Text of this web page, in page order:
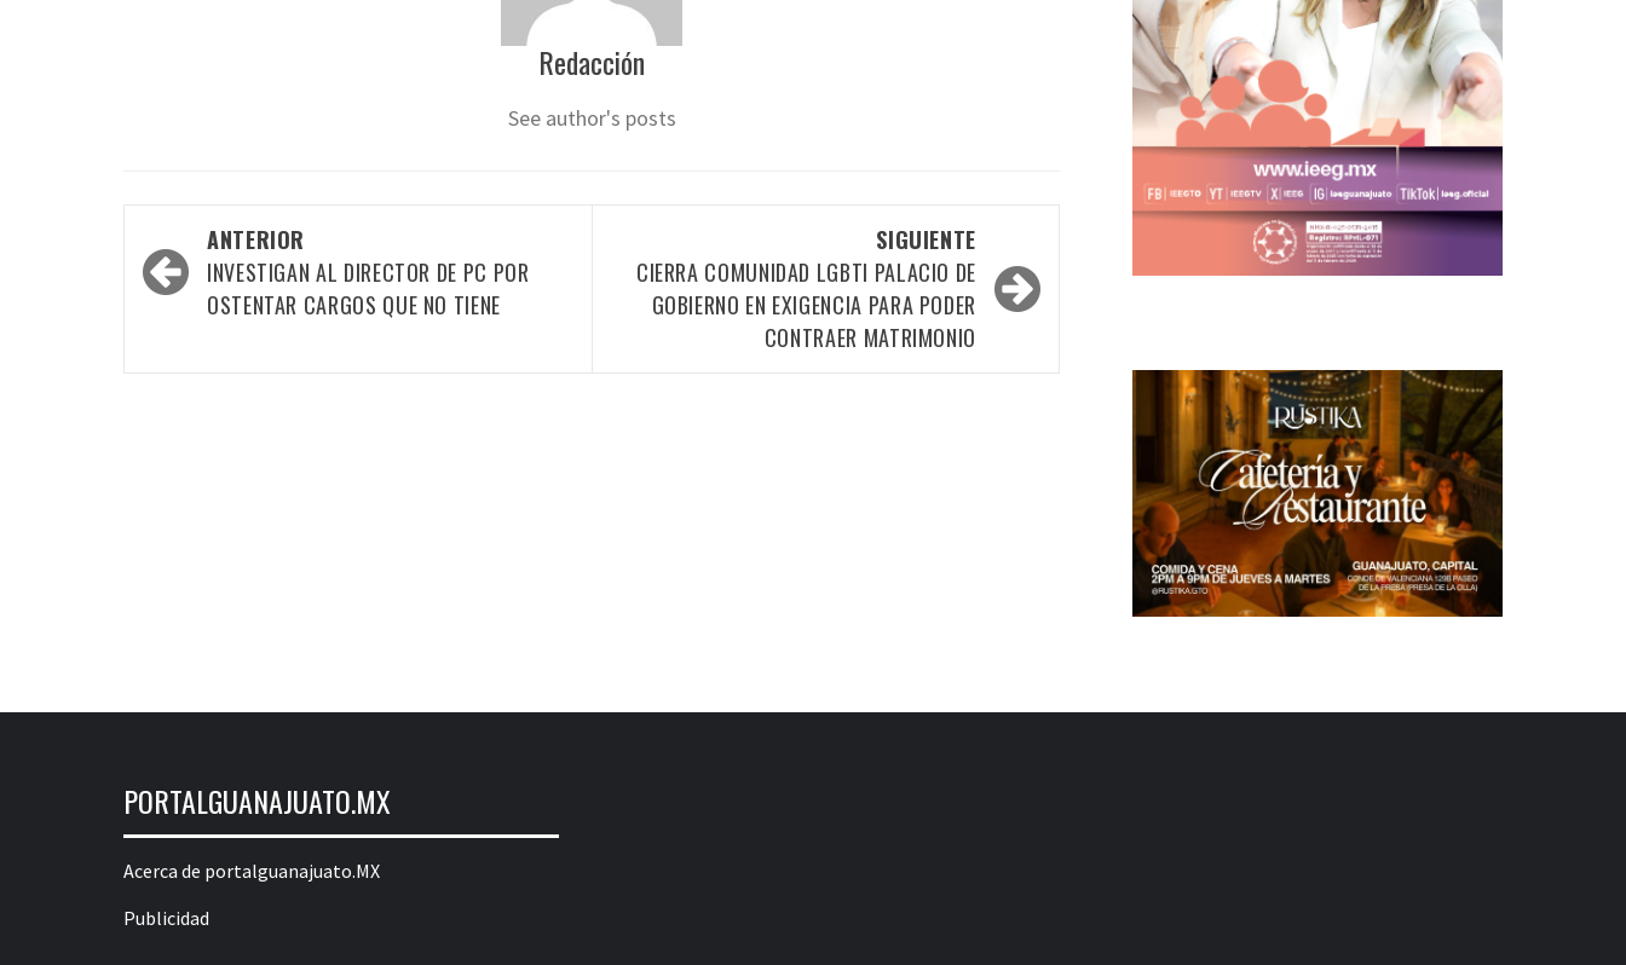
Redacción
See author's posts
Navegación
por
ANTERIOR
INVESTIGAN AL DIRECTOR DE PC POR
OSTENTAR CARGOS QUE NO TIENE
SIGUIENTE
CIERRA COMUNIDAD LGBTI PALACIO DE
GOBIERNO EN EXIGENCIA PARA PODER
CONTRAER MATRIMONIO
PORTALGUANAJUATO.MX
Acerca de portalguanajuato.MX
Publicidad